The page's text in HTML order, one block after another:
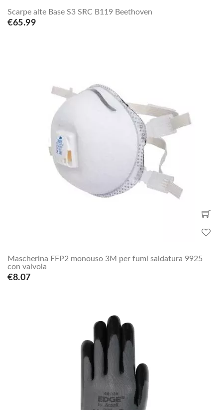
Scarpe alte Base S3 SRC B119 Beethoven
€65.99
Mascherina FFP2 monouso 3M per fumi saldatura 9925
con valvola
€8.07